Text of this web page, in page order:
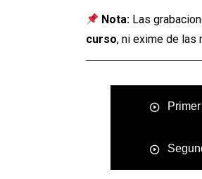
Nota: Las
curso, ni exime de las